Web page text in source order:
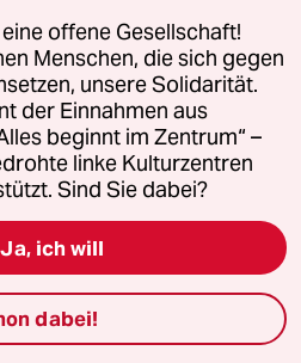
freiwillig Gebühren zahlen,
erwünschten Dingen
wird "zwangsbezahlt",
bei der ARD, wie das
Das
müssen Sie nicht
offene Gesellschaft!
Menschen, die sich gegen
unsere Solidarität.
der Einnahmen aus
beginnt im Zentrum“ –
linke Kulturzentren
Sind Sie dabei?
Ja, ich will
dabei!